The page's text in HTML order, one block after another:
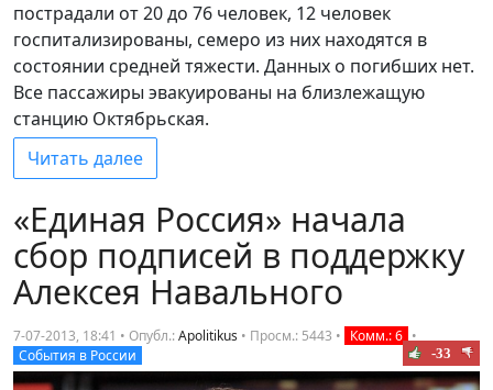
пострадали от 20 до 76 человек, 12 человек
госпитализированы, семеро из них находятся в
состоянии средней тяжести. Данных о погибших нет.
Все пассажиры эвакуированы на близлежащую
станцию Октябрьская.
Читать далее
«Единая Россия» начала
сбор подписей в поддержку
Алексея Навального
7-07-2013, 18:41 • Опубл.:Apolitikus • Просм.: 5443 • Комм.: 6 •
События в России
-33